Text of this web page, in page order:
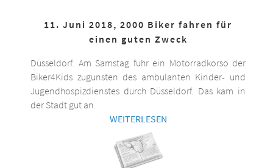
11. Juni 2018, 2000 Biker fahren für
einen guten Zweck
Düsseldorf. Am Samstag fuhr ein Motorradkorso der
Biker4Kids zugunsten des ambulanten Kinder- und
Jugendhospizdienstes durch Düsseldorf. Das kam in
der Stadt gut an.
WEITERLESEN